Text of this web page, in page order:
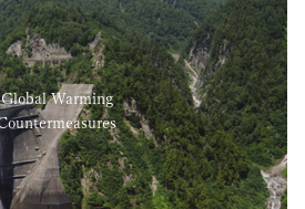
Global Warming